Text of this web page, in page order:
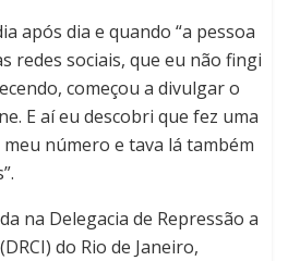
após dia e quando “a pessoa
redes sociais, que eu não fingi
começou a divulgar o
E aí eu descobri que fez uma
número e tava lá também
na Delegacia de Repressão a
do Rio de Janeiro,